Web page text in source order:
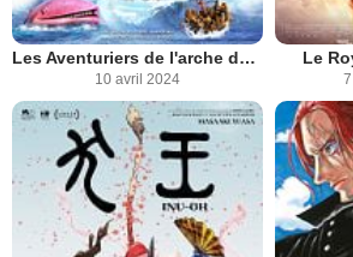
Les Aventuriers de l'arche de Noé
10 avril 2024
Le